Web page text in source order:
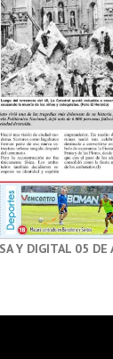
Y DIGITAL 05 DE